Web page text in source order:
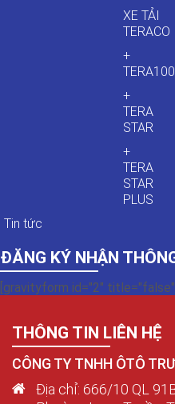
XE TẢI
TERACO
+
TERA100
+
TERA
STAR
+
TERA
STAR
PLUS
Tin tức
ĐĂNG KÝ NHẬN
[gravityform id="2"
THÔNG TIN LIÊN HỆ
CÔNG TY TNHH ÔTÔ
Địa chỉ: 666/10 QL